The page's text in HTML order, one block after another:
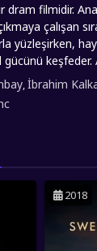
dram filmidir.
çalışan
yüzleşirken,
keşfeder.
sayesinde
Ancak,
en
Keklik", umut,
bir hikaye
,İbrahim
2018